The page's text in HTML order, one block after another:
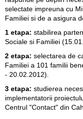
selectate impreuna cu
Familiei si de a asigura
1 etapa: stabilirea
Sociale si Familiei
2 etapa: selectarea de
Familiei a 101 familii
- 20.02.2012).
3 etapa: studierea
implementatorii
Centrul "Contact" din